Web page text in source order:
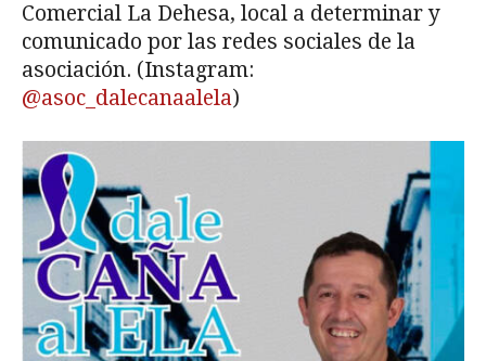
Comercial La Dehesa, local a determinar y
comunicado por las redes sociales de la
asociación. (Instagram:
@asoc_dalecanaalela)